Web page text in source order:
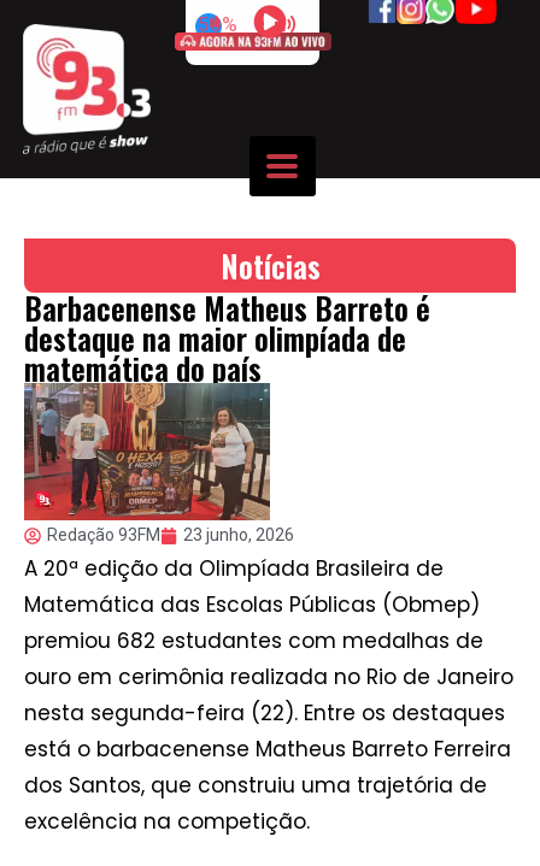
50%
Notícias
Barbacenense Matheus Barreto é
destaque na maior olimpíada de
matemática do país
Redação 93FM 23 junho, 2026
A 20ª edição da Olimpíada Brasileira de
Matemática das Escolas Públicas (Obmep)
premiou 682 estudantes com medalhas de
ouro em cerimônia realizada no Rio de Janeiro
nesta segunda-feira (22). Entre os destaques
está o barbacenense Matheus Barreto Ferreira
dos Santos, que construiu uma trajetória de
excelência na competição.